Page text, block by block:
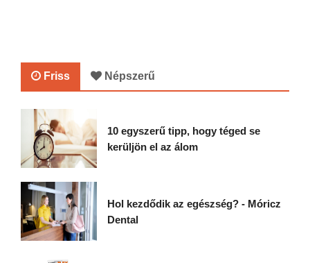
Friss Népszerű
10 egyszerű tipp, hogy téged se
kerüljön el az álom
Hol kezdődik az egészség? - Móricz
Dental